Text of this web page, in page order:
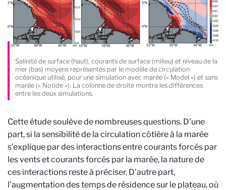
Salinité de surface (haut), courants de surface (milieu) et niveau de la
mer (bas) moyens représentés par le modèle de circulation
océanique utilisé, pour une simulation avec marée (« Model ») et sans
marée (« Notide »). La colonne de droite montre les différences
entre les deux simulations.
Cette étude soulève de nombreuses questions. D’une
part, si la sensibilité de la circulation côtière à la marée
s’explique par des interactions entre courants forcés par
les vents et courants forcés par la marée, la nature de
ces interactions reste à préciser. D’autre part,
l’augmentation des temps de résidence sur le plateau, où